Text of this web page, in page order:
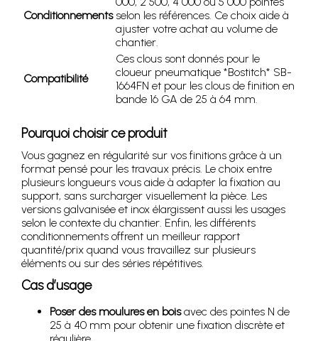
Conditionnements selon les références. Ce choix aide à
ajuster votre achat au volume de
chantier.
Compatibilité
Ces clous sont donnés pour le
cloueur pneumatique *Bostitch* SB-
1664FN et pour les clous de finition en
bande 16 GA de 25 à 64 mm.
Pourquoi choisir ce produit
Vous gagnez en régularité sur vos finitions grâce à un
format pensé pour les travaux précis. Le choix entre
plusieurs longueurs vous aide à adapter la fixation au
support, sans surcharger visuellement la pièce. Les
versions galvanisée et inox élargissent aussi les usages
selon le contexte du chantier. Enfin, les différents
conditionnements offrent un meilleur rapport
quantité/prix quand vous travaillez sur plusieurs
éléments ou sur des séries répétitives.
Cas d’usage
Poser des moulures en boisavec des pointes N de
25 à 40 mm pour obtenir une fixation discrète et